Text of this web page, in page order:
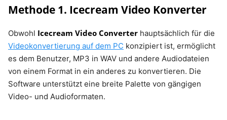
Methode 1. Icecream Video Konverter
Obwohl Icecream Video Converter hauptsächlich für die
Videokonvertierung auf dem PC konzipiert ist, ermöglicht
es dem Benutzer, MP3 in WAV und andere Audiodateien
von einem Format in ein anderes zu konvertieren. Die
Software unterstützt eine breite Palette von gängigen
Video- und Audioformaten.